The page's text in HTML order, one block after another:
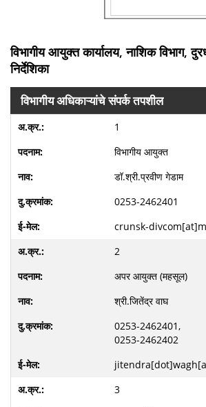
विभागीय आयुक्त कार्यालय, नाशिक विभाग,
निर्देशिका
विभागीय अधिकाऱ्यांचे संपर्क तपशील
1
विभागीय आयुक्त
डॉ.श्री.प्रवीण गेडाम
0253-2462401
crunsk-
2
अपर आयुक्त (महसूल)
श्री.जितेंद्र वाघ
0253-2462401,
0253-2462402
3